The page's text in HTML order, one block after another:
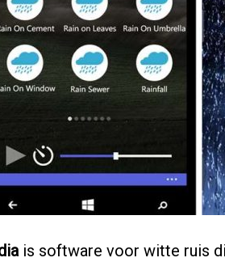
is software voor witte ruis